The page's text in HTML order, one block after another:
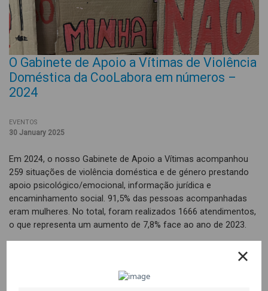
O Gabinete de Apoio a Vítimas de Violência
Doméstica da CooLabora em números –
2024
EVENTOS
30 January 2025
Em 2024, o nosso Gabinete de Apoio a Vítimas acompanhou
259 situações de violência doméstica e de género prestando
apoio psicológico/emocional, informação jurídica e
encaminhamento social. 91,5% das pessoas acompanhadas
eram mulheres. No total, foram realizados 1666 atendimentos,
o que representa um aumento de 7,8% face ao ano de 2023.
aumento de vítimas entre os 18 e os 35 anos (31,2%). Em 38%